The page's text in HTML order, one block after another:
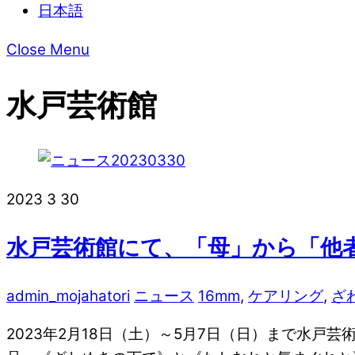
日本語
Close Menu
水戸芸術館
2023 3 30
水戸芸術館にて、「母」から「
admin_mojahatori ニュース 16mm, ケアリング, ざ
2023年2月18日（土）～5月7日（日）まで水戸芸